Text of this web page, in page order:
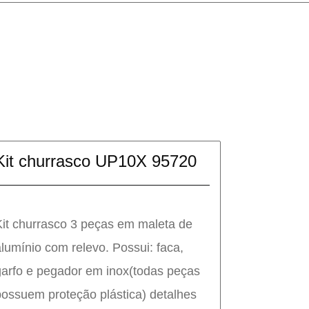
churrasco UP10X 95720
churrasco 3 peças em maleta de
com relevo. Possui: faca,
e pegador em inox(todas peças
proteção plástica) detalhes